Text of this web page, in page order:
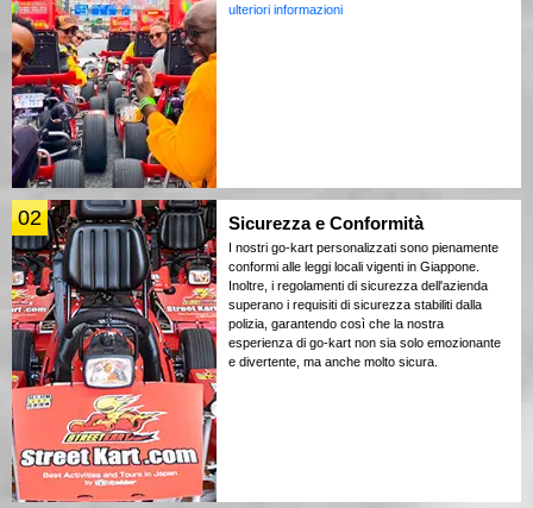
ulteriori informazioni
02 Sicurezza e Conformità
I nostri go-kart personalizzati sono pienamente
conformi alle leggi locali vigenti in Giappone.
Inoltre, i regolamenti di sicurezza dell'azienda
superano i requisiti di sicurezza stabiliti dalla
polizia, garantendo così che la nostra
esperienza di go-kart non sia solo emozionante
e divertente, ma anche molto sicura.